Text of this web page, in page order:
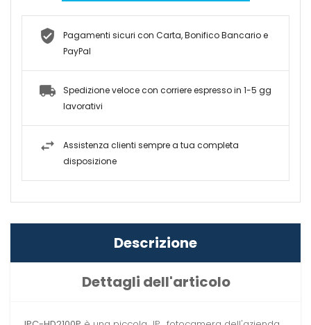
Pagamenti sicuri con Carta, Bonifico Bancario e
PayPal
Spedizione veloce con corriere espresso in 1-5 gg
lavorativi
Assistenza clienti sempre a tua completa
disposizione
Descrizione
Dettagli dell'articolo